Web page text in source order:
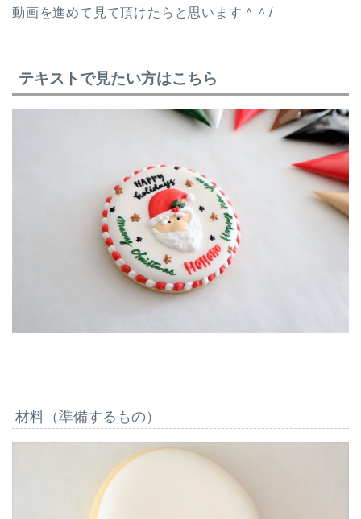
動画を進めて見て頂けたらと思います＾＾/
テキストで見たい方はこちら
材料（準備するもの）